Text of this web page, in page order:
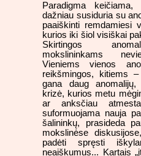
Paradigma
dažniau susiduria su
paaiškinti remdamiesi
kurios iki šiol visiškai
Skirtingos
mokslininkams
Vieniems vienos
reikšmingos, kitiems
gana daug
krizė, kurios metu
ar anksčiau
suformuojama nauja
šalininkų, prasideda
mokslinėse
padėti spręsti
neaiškumus... Kartais